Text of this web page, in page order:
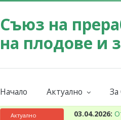
Съюз на
на плодове и
Начало Актуално
Актуално 03.04.2026: